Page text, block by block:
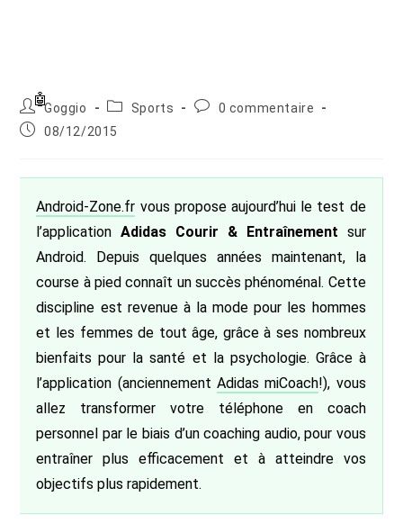
Auteur/autrice
de
la
Goggio
PostSports
Commentaires
0 commentaire
Publication
08/12/2015
Android-Zone.fr vous propose aujourd’hui le test de
l’applicationAdidas Courir & Entraînement sur
Android. Depuis quelques années maintenant, la
course à pied connaît un succès phénoménal. Cette
discipline est revenue à la mode pour les hommes
et les femmes de tout âge, grâce à ses nombreux
bienfaits pour la santé et la psychologie. Grâce à
l’application (anciennement Adidas miCoach!), vous
allez transformer votre téléphone en coach
personnel par le biais d’un coaching audio, pour vous
entraîner plus efficacement et à atteindre vos
objectifs plus rapidement.